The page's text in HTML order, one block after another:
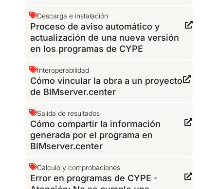
Descarga e instalación
Proceso de aviso automático y
actualización de una nueva versión
en los programas de CYPE
Interoperabilidad
Cómo vincular la obra a un proyecto
de BIMserver.center
Salida de resultados
Cómo compartir la información
generada por el programa en
BIMserver.center
Cálculo y comprobaciones
Error en programas de CYPE -